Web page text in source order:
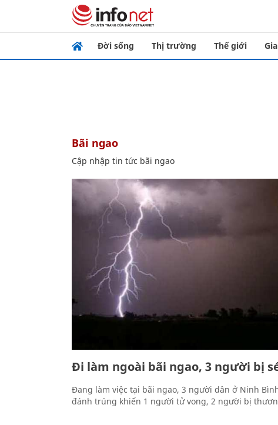
Đời sống Thị trường Thế giới
bãi ngao
Cập nhập tin tức bãi ngao
Đi làm ngoài bãi ngao, 3 người bị
Đang làm việc tại bãi ngao, 3 người dân ở Ninh
đánh trúng khiến 1 người tử vong, 2 người bị